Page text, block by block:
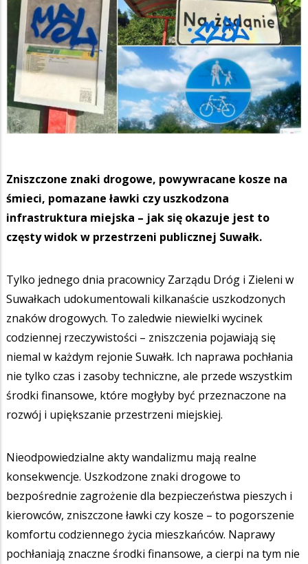
Zniszczone znaki drogowe, powywracane kosze na
śmieci, pomazane ławki czy uszkodzona
infrastruktura miejska – jak się okazuje jest to
częsty widok w przestrzeni publicznej Suwałk.
Tylko jednego dnia pracownicy Zarządu Dróg i Zieleni w
Suwałkach udokumentowali kilkanaście uszkodzonych
znaków drogowych. To zaledwie niewielki wycinek
codziennej rzeczywistości – zniszczenia pojawiają się
niemal w każdym rejonie Suwałk. Ich naprawa pochłania
nie tylko czas i zasoby techniczne, ale przede wszystkim
środki finansowe, które mogłyby być przeznaczone na
rozwój i upiększanie przestrzeni miejskiej.
Nieodpowiedzialne akty wandalizmu mają realne
konsekwencje. Uszkodzone znaki drogowe to
bezpośrednie zagrożenie dla bezpieczeństwa pieszych i
kierowców, zniszczone ławki czy kosze – to pogorszenie
komfortu codziennego życia mieszkańców. Naprawy
pochłaniają znaczne środki finansowe, a cierpi na tym nie